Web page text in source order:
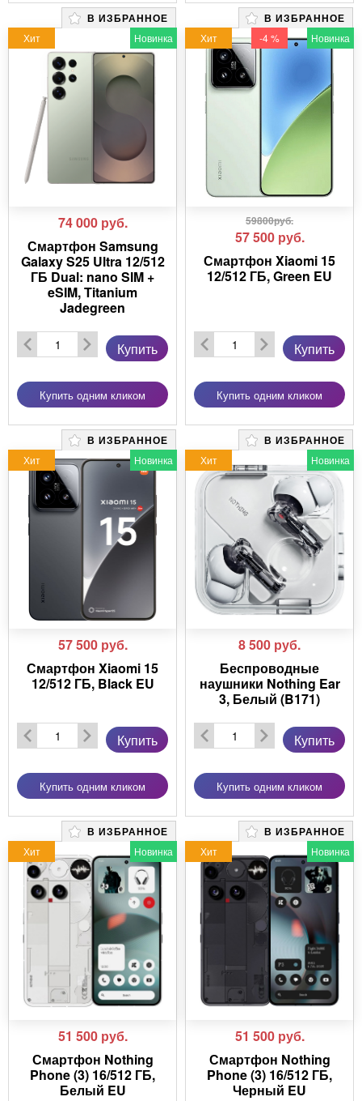
В ИЗБРАННОЕ
Новинка
Хит
74 000 руб.
Смартфон Samsung
Galaxy S25 Ultra 12/512
ГБ Dual: nano SIM +
eSIM, Titanium
Jadegreen
Купить
Купить одним кликом
В ИЗБРАННОЕ
-4 % Новинка
Хит
59800руб.
57 500 руб.
Смартфон Xiaomi 15
12/512 ГБ, Green EU
Купить
Купить одним кликом
В ИЗБРАННОЕ
Новинка
Хит
57 500 руб.
Смартфон Xiaomi 15
12/512 ГБ, Black EU
Купить
Купить одним кликом
В ИЗБРАННОЕ
Новинка
Хит
8 500 руб.
Беспроводные
наушники Nothing Ear
3, Белый (B171)
Купить
Купить одним кликом
В ИЗБРАННОЕ
Новинка
Хит
51 500 руб.
Смартфон Nothing
Phone (3) 16/512 ГБ,
Белый EU
В ИЗБРАННОЕ
Новинка
Хит
51 500 руб.
Смартфон Nothing
Phone (3) 16/512 ГБ,
Черный EU